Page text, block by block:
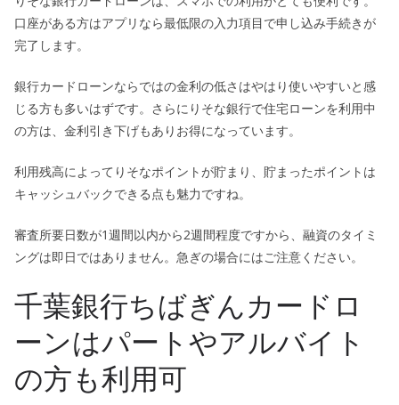
口座がある方はアプリなら最低限の入力項目で申し込み手続きが
完了します。
銀行カードローンならではの金利の低さはやはり使いやすいと感
じる方も多いはずです。さらにりそな銀行で住宅ローンを利用中
の方は、金利引き下げもありお得になっています。
利用残高によってりそなポイントが貯まり、貯まったポイントは
キャッシュバックできる点も魅力ですね。
審査所要日数が1週間以内から2週間程度ですから、融資のタイミ
ングは即日ではありません。急ぎの場合にはご注意ください。
千葉銀行ちばぎんカードロ
ーンはパートやアルバイト
の方も利用可